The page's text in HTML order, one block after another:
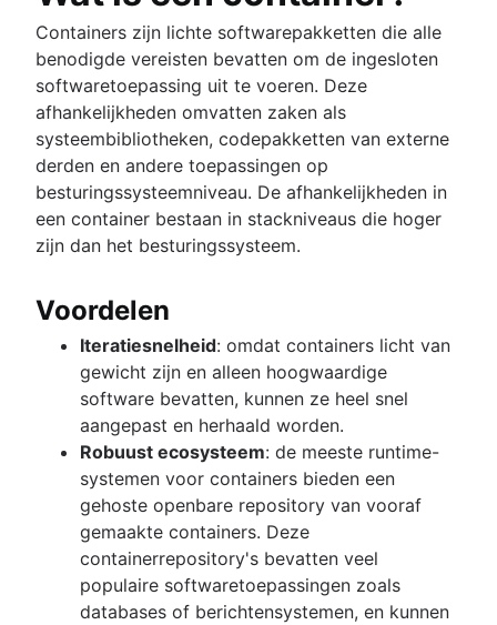
Containers zijn lichte softwarepakketten die alle
benodigde vereisten bevatten om de ingesloten
softwaretoepassing uit te voeren. Deze
afhankelijkheden omvatten zaken als
systeembibliotheken, codepakketten van externe
derden en andere toepassingen op
besturingssysteemniveau. De afhankelijkheden in
een container bestaan in stackniveaus die hoger
zijn dan het besturingssysteem.
Voordelen
Iteratiesnelheid: omdat containers licht van
gewicht zijn en alleen hoogwaardige
software bevatten, kunnen ze heel snel
aangepast en herhaald worden.
Robuust ecosysteem: de meeste runtime-
systemen voor containers bieden een
gehoste openbare repository van vooraf
gemaakte containers. Deze
containerrepository's bevatten veel
populaire softwaretoepassingen zoals
databases of berichtensystemen, en kunnen